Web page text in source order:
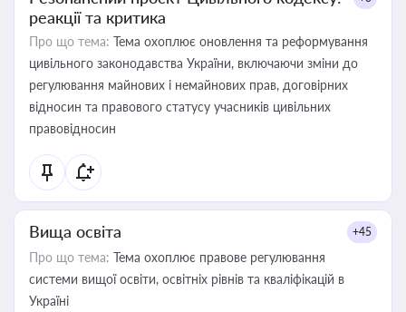
реакції та критика
Про що тема: Тема охоплює оновлення та реформування
цивільного законодавства України, включаючи зміни до
регулювання майнових і немайнових прав, договірних
відносин та правового статусу учасників цивільних
правовідносин
Вища освіта +45
Про що тема: Тема охоплює правове регулювання
системи вищої освіти, освітніх рівнів та кваліфікацій в
Україні